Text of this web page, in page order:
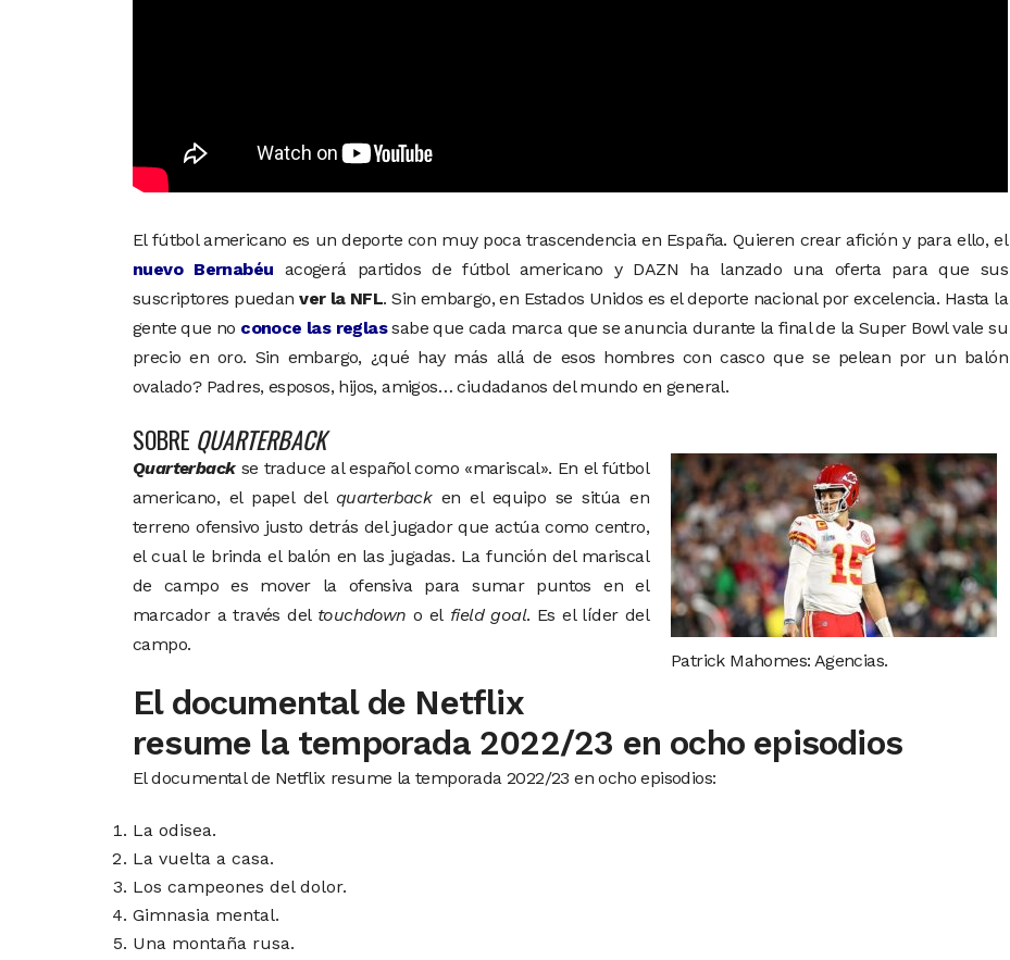
El fútbol americano es un deporte con muy poca trascendencia en España. Quieren crear afición y para ello, el
nuevo Bernabéu acogerá partidos de fútbol americano y DAZN ha lanzado una oferta para que sus
suscriptores puedanver la NFL. Sin embargo, en Estados Unidos es el deporte nacional por excelencia. Hasta la
gente que no conoce las reglassabe que cada marca que se anuncia durante la final de la Super Bowl vale su
precio en oro. Sin embargo, ¿qué hay más allá de esos hombres con casco que se pelean por un balón
ovalado? Padres, esposos, hijos, amigos… ciudadanos del mundo en general.
SOBRE QUARTERBACK
Patrick Mahomes: Agencias.
Quarterbackse traduce al español como «mariscal». En el fútbol
americano, el papel del quarterbacken el equipo se sitúa en
terreno ofensivo justo detrás del jugador que actúa como centro,
el cual le brinda el balón en las jugadas. La función del mariscal
de campo es mover la ofensiva para sumar puntos en el
marcador a través del touchdown o elfield goal. Es el líder del
campo.
El documental de Netflix
resume la temporada 2022/23 en ocho episodios
El documental de Netflix resume la temporada 2022/23 en ocho episodios:
La odisea.
La vuelta a casa.
Los campeones del dolor.
Gimnasia mental.
Una montaña rusa.